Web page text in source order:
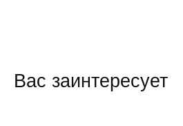
Вас заинтересует